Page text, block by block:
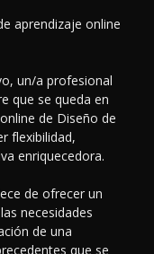
aprendizaje online
un/a profesional
que se queda en
de Diseño de
flexibilidad,
enriquecedora.
de ofrecer un
necesidades
de una
que se